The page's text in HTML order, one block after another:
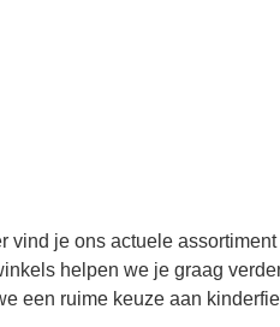
vind je ons actuele
helpen we je graag
een ruime keuze aan